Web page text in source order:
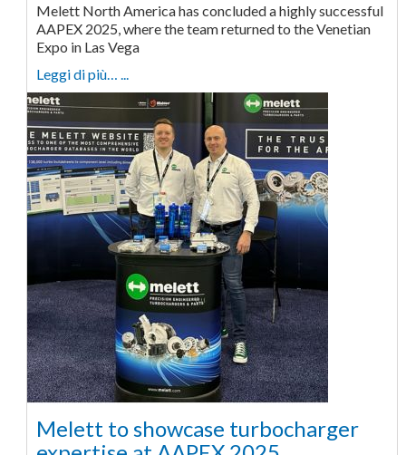
Melett North America has concluded a highly successful
AAPEX 2025, where the team returned to the Venetian
Expo in Las Vega
Leggi di più… ...
Melett to showcase turbocharger